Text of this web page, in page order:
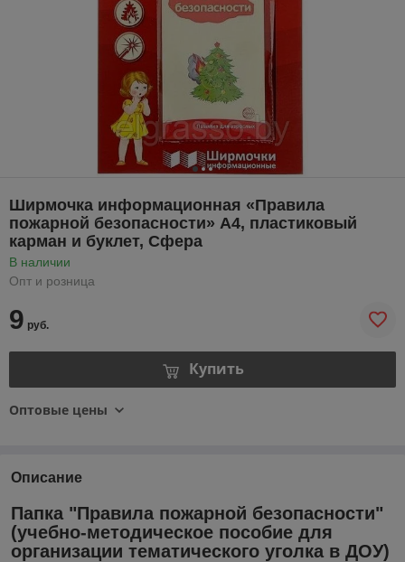
Ширмочка информационная «Правила
пожарной безопасности» А4, пластиковый
карман и буклет, Сфера
В наличии
Опт и розница
9 руб.
Купить
Оптовые цены
Описание
Папка "Правила пожарной безопасности"
(учебно-методическое пособие для
организации тематического уголка в ДОУ)